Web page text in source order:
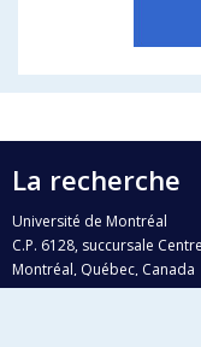
La recherche
Université de Montréal
C.P. 6128, succursale
Montréal, Québec, Canada
H3C 3J7